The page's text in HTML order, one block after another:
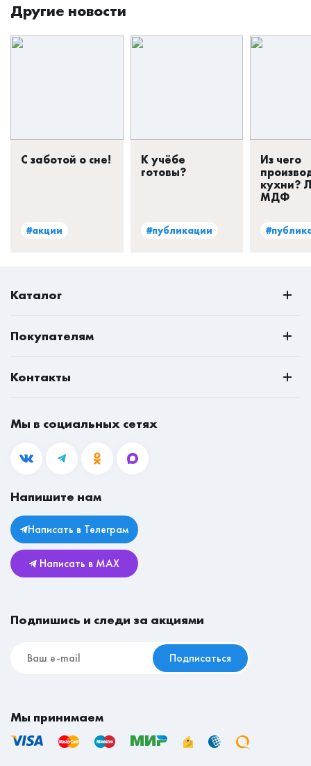
Другие новости
С заботой о сне!
#акции
К учёбе
готовы?
#публикации
Из чего
кухни?
МДФ
Подпишись и следи за акциями
Подписаться
Мы принимаем
Мы в социальных сетях
Напишите нам
Написать в Телеграм
Написать в MAX
Каталог
Всё для кухни
Спальни
Гостиные
Комоды
Детские
Реставрационные материалы
Покупателям
Ответы на вопросы
Блог
Личный кабинет
Юридическая информация
Возврат и обмен
Контакты
8 (800) 350-60-68
mail@mebeleconom.com
Магазины